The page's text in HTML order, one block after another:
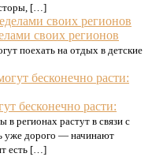
[…]
своих регионов
поехать на отдых в детские
бесконечно расти:
в регионах растут в связи с
уже дорого — начинают
есть […]